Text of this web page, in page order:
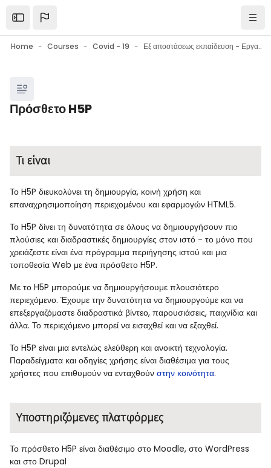
Open the sidebar
Home Courses Covid - 19 Εξ αποστάσεως εκπαίδευση - Εργαλεία επικοινωνίας - Εργαλεία συνεργασίας - Συμβουλές
Blocks
Πρόσθετο H5P
Blocks
Τι είναι
Το H5P διευκολύνει τη δημιουργία, κοινή χρήση και
επαναχρησιμοποίηση περιεχομένου και εφαρμογών HTML5.
Το H5P δίνει τη δυνατότητα σε όλους να δημιουργήσουν πιο
πλούσιες και διαδραστικές δημιουργίες στον ιστό - το μόνο που
χρειάζεστε είναι ένα πρόγραμμα περιήγησης ιστού και μια
τοποθεσία Web με ένα πρόσθετο H5P.
Με το H5P μπορούμε να δημιουργήσουμε πλουσιότερο
περιεχόμενο. Έχουμε την δυνατότητα να δημιουργούμε και να
επεξεργαζόμαστε διαδραστικά βίντεο, παρουσιάσεις, παιχνίδια και
άλλα. Το περιεχόμενο μπορεί να εισαχθεί και να εξαχθεί.
Το H5P είναι μια εντελώς ελεύθερη και ανοικτή τεχνολογία.
Παραδείγματα και οδηγίες χρήσης είναι διαθέσιμα για τους
χρήστες που επιθυμούν να ενταχθούν στην κοινότητα.
Υποστηριζόμενες πλατφόρμες
Το πρόσθετο H5P είναι διαθέσιμο στο Moodle, στο WordPress
και στο Drupal